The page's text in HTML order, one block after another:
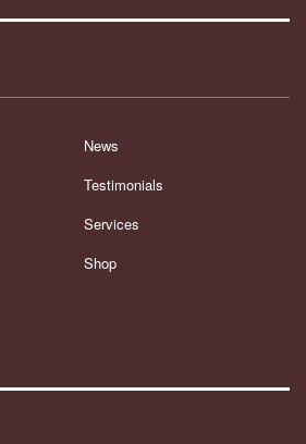
News
Testimonials
Services
Shop